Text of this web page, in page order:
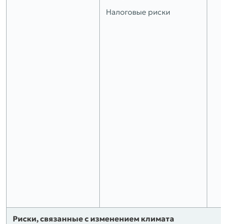
Налоговые риски
Риски, связанные с изменением климата